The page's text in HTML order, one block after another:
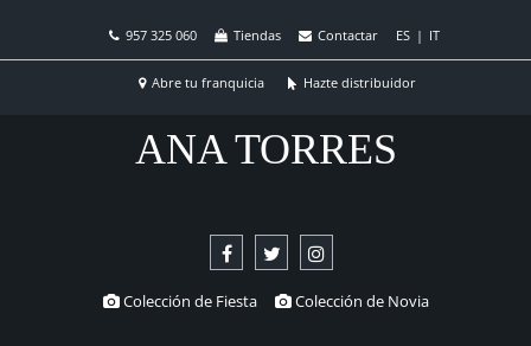
957 325 060 Tiendas Contactar ES | IT
Abre tu franquicia Hazte distribuidor
ANA TORRES
Colección de Fiesta Colección de Novia